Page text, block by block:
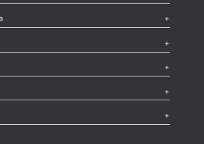
Dokumenty
,Sloupek,Pozvánka,Literární soutěž,
,Celá rubrika